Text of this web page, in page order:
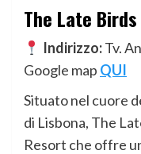
The Late
Indirizzo:Tv.
Google map QUI
Situato nel cuore
di Lisbona, The
Resort che offre